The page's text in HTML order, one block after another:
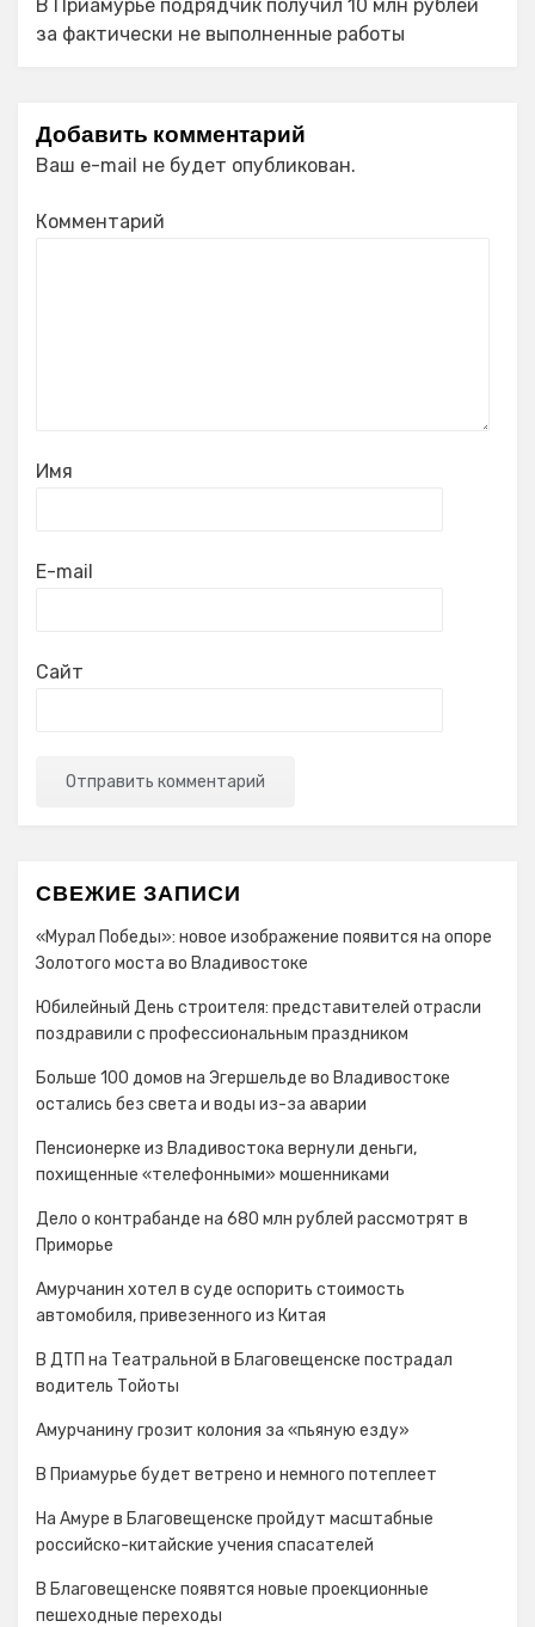
В Приамурье подрядчик получил 10 млн рублей
за фактически не выполненные работы
Добавить комментарий
Ваш e-mail не будет опубликован.
Комментарий
Имя
E-mail
Сайт
СВЕЖИЕ ЗАПИСИ
«Мурал Победы»: новое изображение появится на опоре
Золотого моста во Владивостоке
Юбилейный День строителя: представителей отрасли
поздравили с профессиональным праздником
Больше 100 домов на Эгершельде во Владивостоке
остались без света и воды из-за аварии
Пенсионерке из Владивостока вернули деньги,
похищенные «телефонными» мошенниками
Дело о контрабанде на 680 млн рублей рассмотрят в
Приморье
Амурчанин хотел в суде оспорить стоимость
автомобиля, привезенного из Китая
В ДТП на Театральной в Благовещенске пострадал
водитель Тойоты
Амурчанину грозит колония за «пьяную езду»
В Приамурье будет ветрено и немного потеплеет
На Амуре в Благовещенске пройдут масштабные
российско-китайские учения спасателей
В Благовещенске появятся новые проекционные
пешеходные переходы